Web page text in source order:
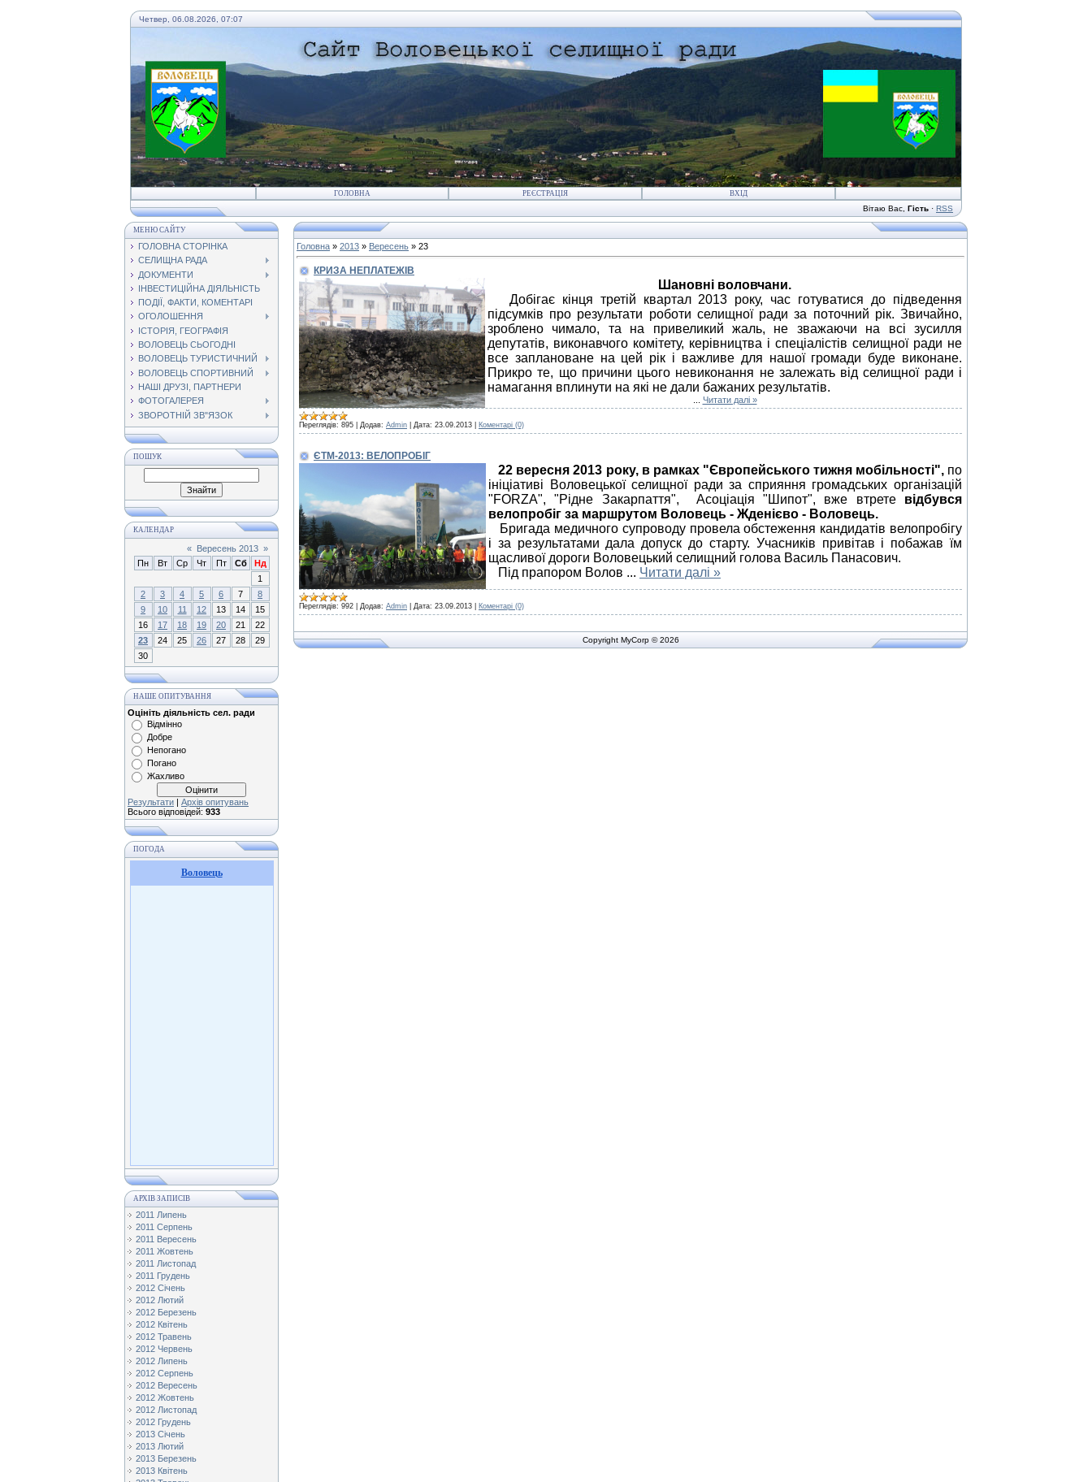
Четвер, 06.08.2026, 07:07
ГОЛОВНА РЕЄСТРАЦІЯ ВХІД
Вітаю Вас Гість · RSS
МЕНЮ САЙТУ
ГОЛОВНА СТОРІНКА
СЕЛИЩНА РАДА
ДОКУМЕНТИ
ІНВЕСТИЦІЙНА ДІЯЛЬНІСТЬ
ПОДІЇ, ФАКТИ, КОМЕНТАРІ
ОГОЛОШЕННЯ
ІСТОРІЯ, ГЕОГРАФІЯ
ВОЛОВЕЦЬ СЬОГОДНІ
ВОЛОВЕЦЬ ТУРИСТИЧНИЙ
ВОЛОВЕЦЬ СПОРТИВНИЙ
НАШІ ДРУЗІ, ПАРТНЕРИ
ФОТОГАЛЕРЕЯ
ЗВОРОТНІЙ ЗВ"ЯЗОК
ПОШУК
КАЛЕНДАР
« Вересень 2013 »
Пн
Вт Ср Чт Пт Сб
Нд
1
2
3 4 5 6 7
8
9
10 11 12 13 14
15
16
17 18 19 20 21
22
23
24 25 26 27 28
29
30
НАШЕ ОПИТУВАННЯ
Оцініть діяльність сел. ради
Відмінно
Добре
Непогано
Погано
Жахливо
Результати | Архів опитувань
Всього відповідей: 933
ПОГОДА
Воловець
АРХІВ ЗАПИСІВ
2011 Липень
2011 Серпень
2011 Вересень
2011 Жовтень
2011 Листопад
2011 Грудень
2012 Січень
2012 Лютий
2012 Березень
2012 Квітень
2012 Травень
2012 Червень
2012 Липень
2012 Серпень
2012 Вересень
2012 Жовтень
2012 Листопад
2012 Грудень
2013 Січень
2013 Лютий
2013 Березень
2013 Квітень
Головна » 2013 » Вересень » 23
КРИЗА НЕПЛАТЕЖІВ
Шановні воловчани.
Добігає кінця третій квартал 2013 року, час готуватися до підведення
підсумків про результати роботи селищної ради за поточний рік. Звичайно,
зроблено чимало, та на привеликий жаль, не зважаючи на всі зусилля
депутатів, виконавчого комітету, керівництва і спеціалістів селищної ради не
все заплановане на цей рік і важливе для нашої громади буде виконане.
Прикро те, що причини цього невиконання не залежать від селищної ради і
намагання вплинути на які не дали бажаних результатів.
Читати далі »
Переглядів: 895 Додав: Admin Дата: 23.09.2013 Коментарі (0)
ЄТМ-2013: ВЕЛОПРОБІГ
22 вересня 2013 року, в рамках "Європейського тижня мобільності",по
ініціативі Воловецької селищної ради за сприяння громадських організацій
"FORZA", "Рідне Закарпаття", Асоціація "Шипот", вже втрете відбувся
велопробіг за маршрутом Воловець - Жденієво - Воловець.
Бригада медичного супроводу провела обстеження кандидатів велопробігу
і за результатами дала допуск до старту. Учасників привітав і побажав їм
щасливої дороги Воловецький селищний голова Василь Панасович.
Під прапором Волов ... Читати далі »
Переглядів: 992 Додав: Admin Дата: 23.09.2013 Коментарі (0)
Copyright MyCorp © 2026